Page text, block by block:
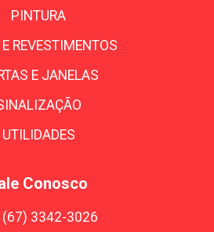
PINTURA
REVESTIMENTOS
E JANELAS
UTILIDADES
Conosco
(67) 3342-3026